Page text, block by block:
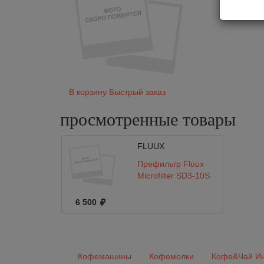
В корзину Быстрый заказ
просмотренные товары
FLUUX
Префильтр Fluux
Microfilter SD3-10S
6 500
Кофемашины Кофемолки Кофе&Чай